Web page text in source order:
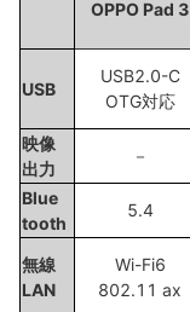
OPPO Pad 3
USB
USB2.0-C
OTG対応
映像
出力
－
Blue
tooth
5.4
無線
LAN
Wi-Fi6
802.11 ax